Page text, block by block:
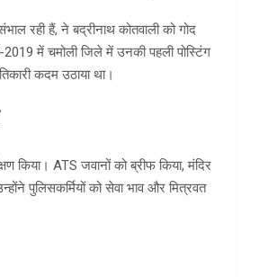
रही हैं, ने बद्रीनाथ कोतवाली को गोद
2019 में चमोली जिले में उनकी पहली पोस्टिंग
कदम उठाया था।
किया। ATS जवानों को ब्रीफ किया, मंदिर
पुलिसकर्मियों को सेवा भाव और मित्रवत